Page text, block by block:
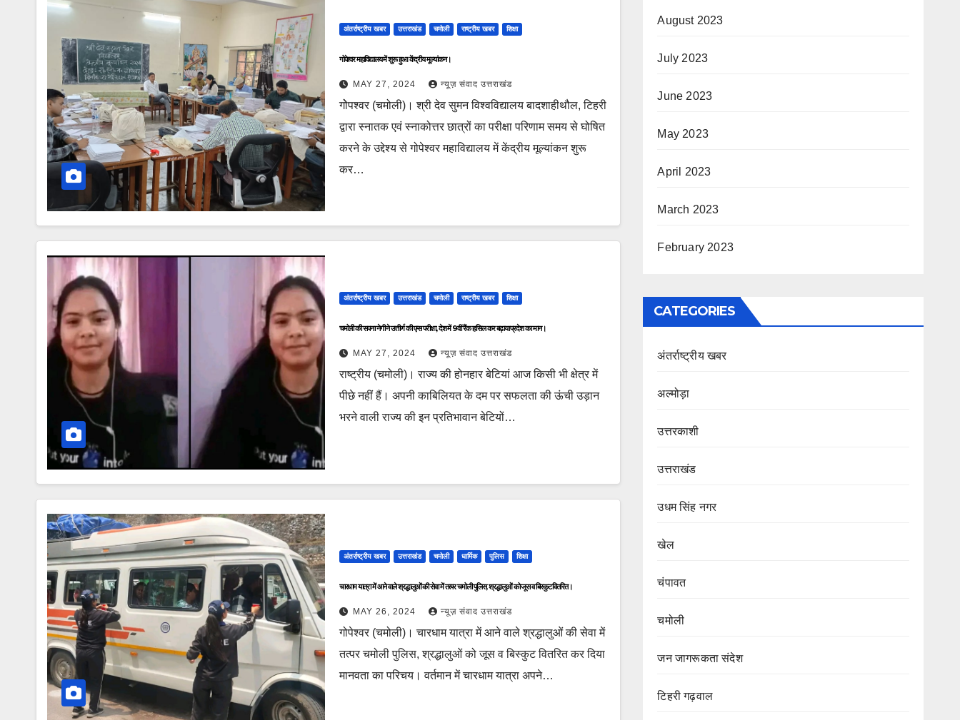
अंतर्राष्ट्रीय खबर उत्तराखंड चमोली राष्ट्रीय खबर शिक्षा
गोपेश्वर महाविद्यालय में शुरू हुआ केंद्रीय मूल्यांकन।
MAY 27, 2024 न्यूज़ संवाद उत्तराखंड
गोेपश्वर (चमोली)। श्री देव सुमन विश्वविद्यालय बादशाहीथौल, टिहरी
द्वारा स्नातक एवं स्नाकोत्तर छात्रों का परीक्षा परिणाम समय से घोषित
करने के उद्देश्य से गोपेश्वर महाविद्यालय में केंद्रीय मूल्यांकन शुरू
कर…
अंतर्राष्ट्रीय खबर उत्तराखंड चमोली राष्ट्रीय खबर शिक्षा
चमोली की सपना नेगी ने उत्तीर्ण की एम्स परीक्षा, देश में 9वीं रैंक हासिल कर बढ़ाया प्रदेश का मान।
MAY 27, 2024 न्यूज़ संवाद उत्तराखंड
राष्ट्रीय (चमोली)। राज्य की होनहार बेटियां आज किसी भी क्षेत्र में
पीछे नहीं हैं। अपनी काबिलियत के दम पर सफलता की ऊंची उड़ान
भरने वाली राज्य की इन प्रतिभावान बेटियों…
अंतर्राष्ट्रीय खबर उत्तराखंड चमोली धार्मिक पुलिस शिक्षा
चारधाम यात्रा में आने वाले श्रद्धालुओं की सेवा में तत्पर चमोली पुलिस, श्रद्धालुओं को जूस व बिस्कुट वितरित।
MAY 26, 2024 न्यूज़ संवाद उत्तराखंड
गोपेश्वर (चमोली)। चारधाम यात्रा में आने वाले श्रद्धालुओं की सेवा में
तत्पर चमोली पुलिस, श्रद्धालुओं को जूस व बिस्कुट वितरित कर दिया
मानवता का परिचय। वर्तमान में चारधाम यात्रा अपने…
August 2023
July 2023
June 2023
May 2023
April 2023
March 2023
February 2023
CATEGORIES
अंतर्राष्ट्रीय खबर
अल्मोड़ा
उत्तरकाशी
उत्तराखंड
उधम सिंह नगर
खेल
चंपावत
चमोली
जन जागरूकता संदेश
टिहरी गढ़वाल